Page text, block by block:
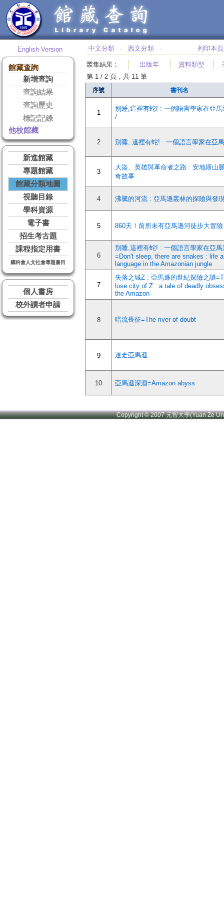
English Version
館藏查詢
新增查詢
查詢結果
查詢歷史
標記記錄
他校館藏
新進館藏
專題館藏
館藏分類地圖
視聽目錄
學科資源
電子書
招生考古題
課程指定用書
國科會人文社會專題書目
個人書房
校外讀者申請
中文分類 ‧ 西文分類 ‧ 列印本頁
叢集結果 ： 出版年 資料類型
第 1 / 2 頁，共 11 筆
序號 書刊名
1
別睡,這裡有蛇! : 一個語言學家在亞馬
/
2 別睡, 這裡有蛇! : 一個語言學家在亞
3
大盜、英雄與革命者之路 : 安地斯山
奇故事
4 沸騰的河流 : 亞馬遜叢林的探險與發
5 860天！前所未有亞馬遜河徒步大冒險
6
別睡,這裡有蛇! : 一個語言學家在亞馬
=Don't sleep, there are snakes : life
language in the Amazonian jungle
7
失落之城Z : 亞馬遜的世紀探險之謎
lose city of Z : a tale of deadly
the Amazon
8 暗流長征=The river of doubt
9 迷走亞馬遜
10 亞馬遜深淵=Amazon abyss
Copyright © 2007 元智大學(Yuan Ze